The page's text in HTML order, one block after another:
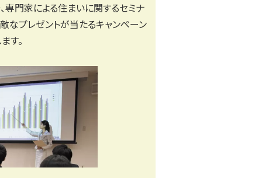
専門家による住まいに関するセミナ
なプレゼントが当たるキャンペーン
す。